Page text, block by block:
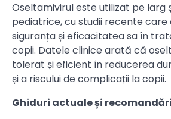
Oseltamivirul este utilizat pe larg
pediatrice, cu studii recente
siguranța și eficacitatea sa în
copii. Datele clinice arată că
tolerat și eficient în reducerea
și a riscului de complicații la copii.
Ghiduri actuale și